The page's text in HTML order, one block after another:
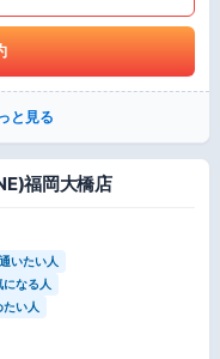
と見る
福岡大橋店
いたい人
なる人
い人